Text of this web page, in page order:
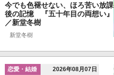
今でも色褪せない、ほろ苦い放課
後の記憶 『五十年目の両想い』
／新堂冬樹
新堂冬樹
恋愛・結婚 2026年08月07日